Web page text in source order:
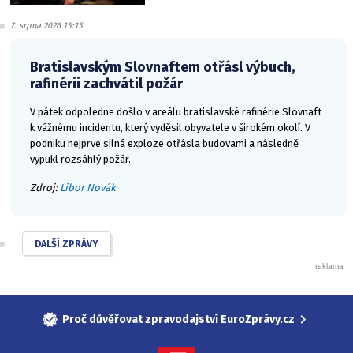
7. srpna 2026 15:15
Bratislavským Slovnaftem otřásl výbuch,
rafinérii zachvátil požár
V pátek odpoledne došlo v areálu bratislavské rafinérie Slovnaft
k vážnému incidentu, který vyděsil obyvatele v širokém okolí. V
podniku nejprve silná exploze otřásla budovami a následně
vypukl rozsáhlý požár.
Zdroj: Libor Novák
DALŠÍ ZPRÁVY
Proč důvěřovat zpravodajství EuroZprávy.cz